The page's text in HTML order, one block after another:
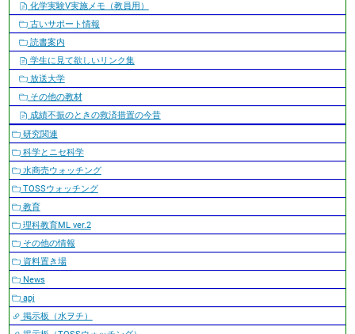
化学実験V実施メモ（教員用）
古いサポート情報
読書案内
学生に見て欲しいリンク集
放送大学
その他の教材
成績不振のときの救済措置の今昔
研究関連
科学とニセ科学
水商売ウォッチング
TOSSウォッチング
教育
理科教育ML ver.2
その他の情報
資料置き場
News
apj
掲示板（水ヲチ）